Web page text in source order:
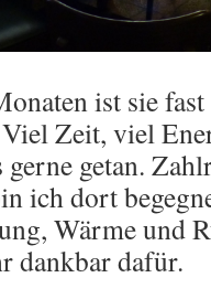
ist sie
Zeit, viel
getan.
ich dort
Wärme und
dankbar dafür.